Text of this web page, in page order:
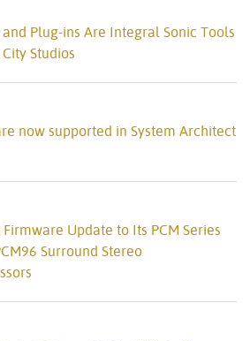
Plug-ins Are Integral Sonic Tools
Studios
now supported in System Architect
Update to Its PCM Series
Surround Stereo